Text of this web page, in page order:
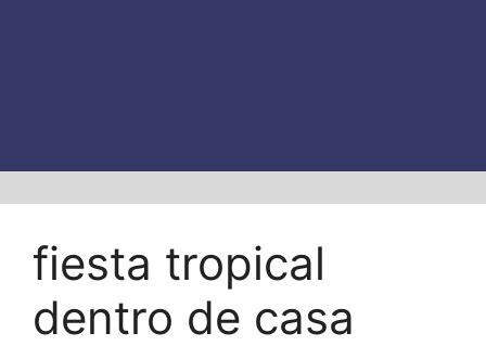
fiesta tropical
dentro de casa